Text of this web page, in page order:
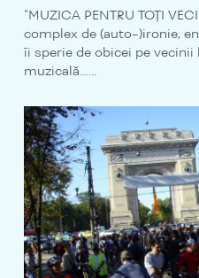
"MUZICA PENTRU TOȚI
complex de (auto-)ironie,
îi sperie de obicei pe
muzicală…...